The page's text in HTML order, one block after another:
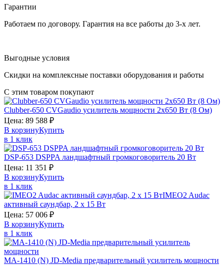
Гарантии
Работаем по договору. Гарантия на все работы до 3-х лет.
Выгодные условия
Скидки на комплексные поставки оборудования и работы
С этим товаром покупают
Clubber-650 CVGaudio усилитель мощности 2х650 Вт (8 Ом)
Цена: 89 588 ₽
В корзинуКупить
в 1 клик
DSP-653 DSPPAландшафтный громкоговоритель 20 Вт
Цена: 11 351 ₽
В корзинуКупить
в 1 клик
IMEO2Audac
активный саундбар, 2 х 15 Вт
Цена: 57 006 ₽
В корзинуКупить
в 1 клик
MA-1410 (N) JD-Media предварительный усилитель мощности